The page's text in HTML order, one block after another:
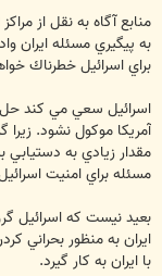
منابع آگاه به نقل از
به پيگيري مسئله ايران
براي اسرائيل خطرناك
اسرائيل سعي مي كند حل
آمریکا موكول نشود.
مقدار زيادي به
مسئله براي امنيت
بعيد نيست كه اسرائيل
ايران به منظور بحراني
با ايران به كار گيرد.